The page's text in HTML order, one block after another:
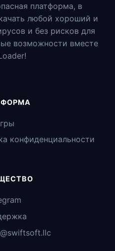
платформа, в
любой хороший и
и без рисков для
возможности вместе
конфиденциальности